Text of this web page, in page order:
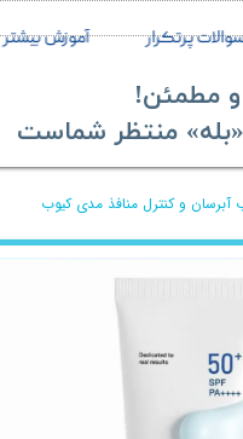
پرتکرار آموزش بیشتر
و مطمئن!
منتظر شماست​​​​​​​
آبرسان و کنترل منافذ مدی کیوب